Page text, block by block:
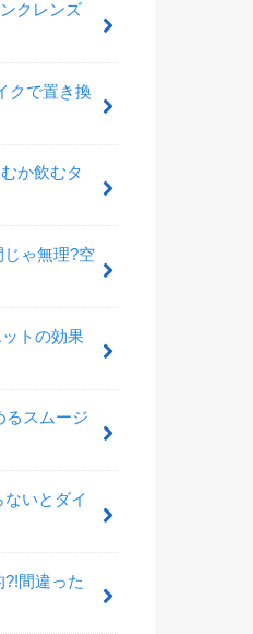
クレンズ
クで置き換
か飲むタ
ゃ無理?空
トの効果
るスムージ
いとダイ
間違った